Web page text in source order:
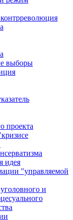
выборы
проекта
идея
"управляемой
и